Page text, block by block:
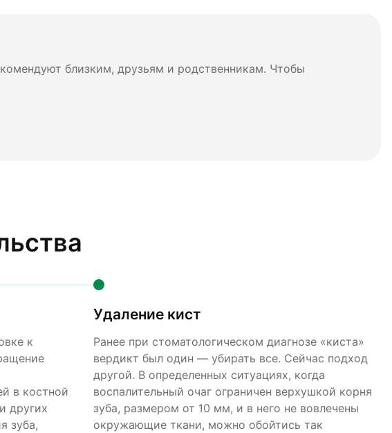
близким, друзьям и родственникам. Чтобы
к
в костной
других
зуба,
Удаление кист
Ранее при стоматологическом диагнозе «киста»
вердикт был один — убирать все. Сейчас подход
другой. В определенных ситуациях, когда
воспалительный очаг ограничен верхушкой корня
зуба, размером от 10 мм, и в него не вовлечены
окружающие ткани, можно обойтись так